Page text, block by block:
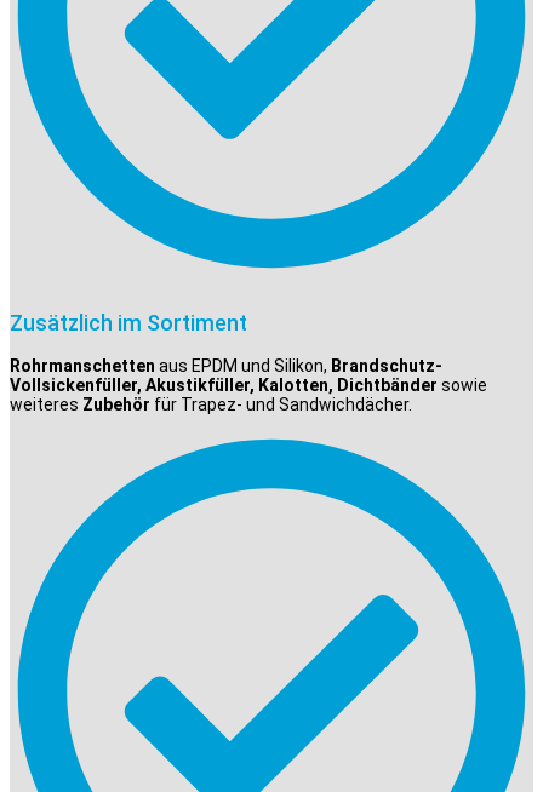
Zusätzlich im Sortiment
Rohrmanschetten aus EPDM und Silikon, Brandschutz-
Vollsickenfüller, Akustikfüller, Kalotten, Dichtbänder sowie
weiteres Zubehör für Trapez- und Sandwichdächer.